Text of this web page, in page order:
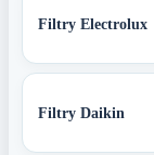
Filtry Electrolux
Filtry Daikin